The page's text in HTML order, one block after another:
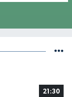
21:30